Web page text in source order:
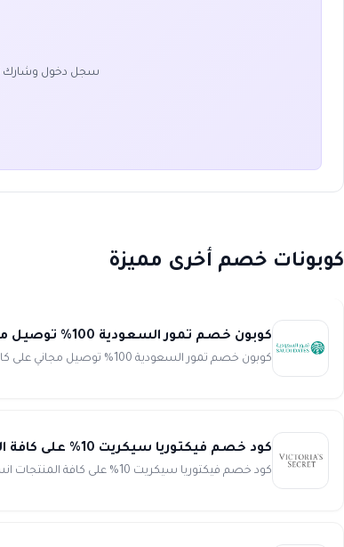
سجل دخول وشارك
كوبونات خصم أخرى مميزة
كوبون خصم تمور السعودية 100% توصيل مجاني على كافة المنتجات saudi dates
كوبون خصم تمور السعودية 100% توصيل مجاني على كافة المنتجات تسوق الآن أفضل المنتجات المتنوعة من أجود أنواع ال...
كود خصم فيكتوريا سيكريت 10% على كافة المنتجات Victoria secret
كود خصم فيكتوريا سيكريت 10% على كافة المنتجات انسخ الكود (DK9A) احصل على كود خصم فيكتوريا سيكريت 10% على كافة...